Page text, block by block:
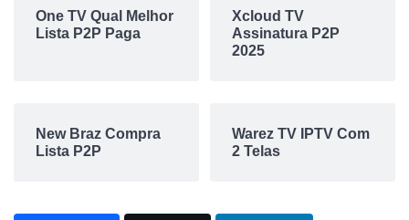
One TV Qual Melhor
Lista P2P Paga
Xcloud TV
Assinatura P2P
2025
New Braz Compra
Lista P2P
Warez TV IPTV Com
2 Telas